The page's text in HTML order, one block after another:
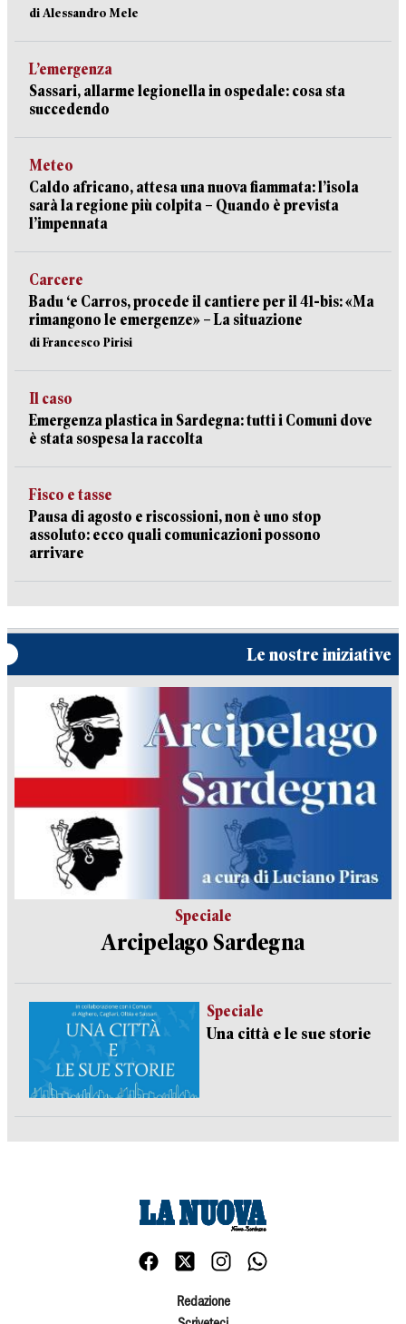
di Alessandro Mele
L’emergenza
Sassari, allarme legionella in ospedale: cosa sta
succedendo
Meteo
Caldo africano, attesa una nuova fiammata: l’isola
sarà la regione più colpita – Quando è prevista
l’impennata
Carcere
Badu ‘e Carros, procede il cantiere per il 41-bis: «Ma
rimangono le emergenze» – La situazione
di Francesco Pirisi
Il caso
Emergenza plastica in Sardegna: tutti i Comuni dove
è stata sospesa la raccolta
Fisco e tasse
Pausa di agosto e riscossioni, non è uno stop
assoluto: ecco quali comunicazioni possono
arrivare
Le nostre iniziative
Speciale
Arcipelago Sardegna
Speciale
Una città e le sue storie
Redazione